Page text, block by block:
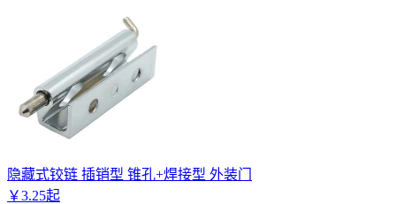
隐藏式铰链 插销型 锥孔+焊接型 外装门
￥3.25起